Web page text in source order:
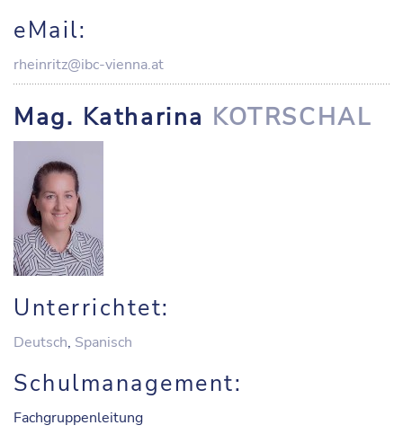
eMail:
rheinritz@ibc-vienna.at
Mag. Katharina KOTRSCHAL
Unterrichtet:
Deutsch, Spanisch
Schulmanagement:
Fachgruppenleitung